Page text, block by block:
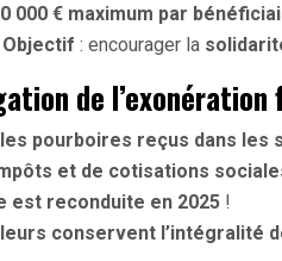
000 € maximum par
Objectif : encourager la
de
les pourboires reçus dans
et de cotisations
est reconduite en 2025 !
conservent l’intégralité